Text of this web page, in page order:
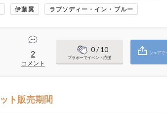
伊藤翼 ラプソディー・イン・ブルー
2
コメント
0/ 10
ブラボーでイベント応援
シェアで
ト販売期間